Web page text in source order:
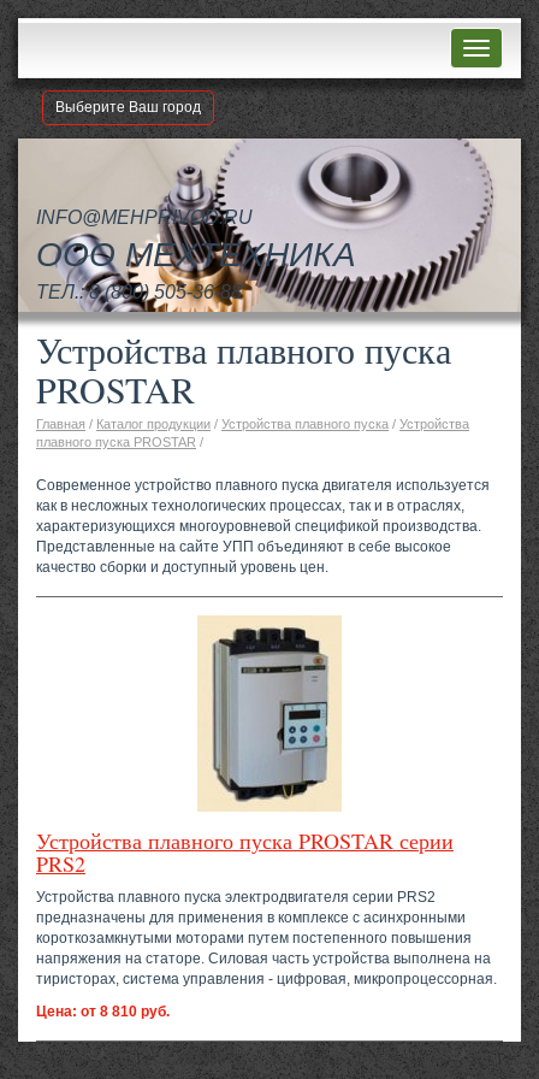
Выберите Ваш город
INFO@MEHPRIVOD.RU
ООО МЕХТЕХНИКА
ТЕЛ.:8 (800) 505-36-88
Устройства плавного пуска
PROSTAR
Главная / Каталог продукции / Устройства плавного пуска / Устройства
плавного пуска PROSTAR /
Современное устройство плавного пуска двигателя используется
как в несложных технологических процессах, так и в отраслях,
характеризующихся многоуровневой спецификой производства.
Представленные на сайте УПП объединяют в себе высокое
качество сборки и доступный уровень цен.
Устройства плавного пуска PROSTAR серии
PRS2
Устройства плавного пуска электродвигателя серии PRS2
предназначены для применения в комплексе с асинхронными
короткозамкнутыми моторами путем постепенного повышения
напряжения на статоре. Силовая часть устройства выполнена на
тиристорах, система управления - цифровая, микропроцессорная.
Цена: от 8 810 руб.